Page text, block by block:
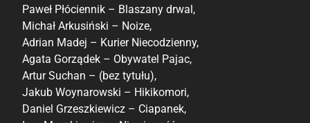
Paweł Płóciennik – Blaszany drwal,
Michał Arkusiński – Noize,
Adrian Madej – Kurier Niecodzienny,
Agata Gorządek – Obywatel Pajac,
Artur Suchan – (bez tytułu),
Jakub Woynarowski – Hikikomori,
Daniel Grzeszkiewicz – Ciapanek,